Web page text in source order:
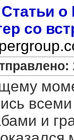
Статьи о
со
и